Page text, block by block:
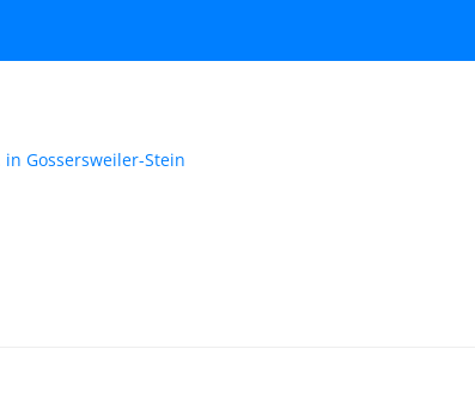
in Gossersweiler-Stein